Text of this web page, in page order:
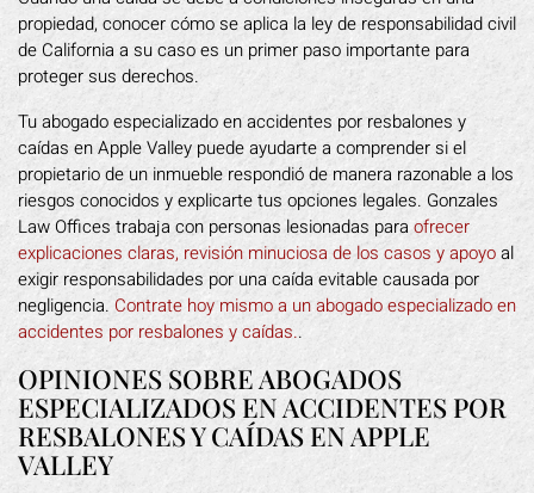
propiedad, conocer cómo se aplica la ley de responsabilidad civil
de California a su caso es un primer paso importante para
proteger sus derechos.
Tu abogado especializado en accidentes por resbalones y
caídas en Apple Valley puede ayudarte a comprender si el
propietario de un inmueble respondió de manera razonable a los
riesgos conocidos y explicarte tus opciones legales. Gonzales
Law Offices trabaja con personas lesionadas para ofrecer
explicaciones claras, revisión minuciosa de los casos y apoyoal
exigir responsabilidades por una caída evitable causada por
negligencia. Contrate hoy mismo a un abogado especializado en
accidentes por resbalones y caídas..
OPINIONES SOBRE ABOGADOS
ESPECIALIZADOS EN ACCIDENTES POR
RESBALONES Y CAÍDAS EN APPLE
VALLEY